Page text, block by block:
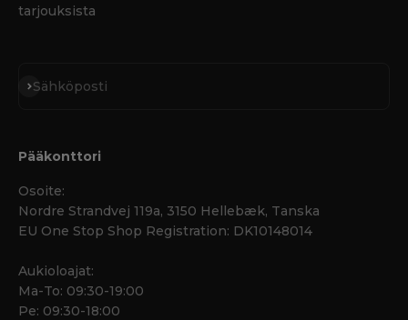
tarjouksista
Sähköposti
Tilaa
Pääkonttori
Osoite:
Nordre Strandvej 119a, 3150 Hellebæk, Tanska
EU One Stop Shop Registration: DK10148014
Aukioloajat:
Ma-To: 09:30-19:00
Pe: 09:30-18:00